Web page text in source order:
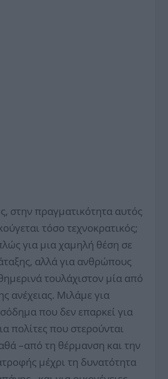
στην πραγματικότητα αυτός
τόσο τεχνοκρατικός;
για μια χαμηλή θέση σε
αλλά για ανθρώπους
τουλάχιστον μία από
ανέχειας. Μιλάμε για
που δεν επαρκεί για
πολίτες που στερούνται
–από τη θέρμανση και την
μέχρι τη δυνατότητα